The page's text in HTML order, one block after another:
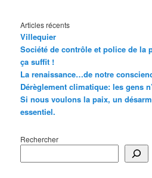
Articles récents
Villequier
Société de contrôle et police de la
ça suffit !
La renaissance…de notre
Dérèglement climatique: les gens
Si nous voulons la paix, un
essentiel.
Rechercher